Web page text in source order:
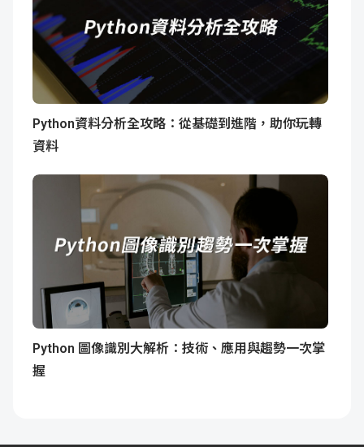
Python資料分析全攻略：從基礎到進階，助你玩轉
資料
Python 圖像識別大解析：技術、應用與趨勢一次掌
握